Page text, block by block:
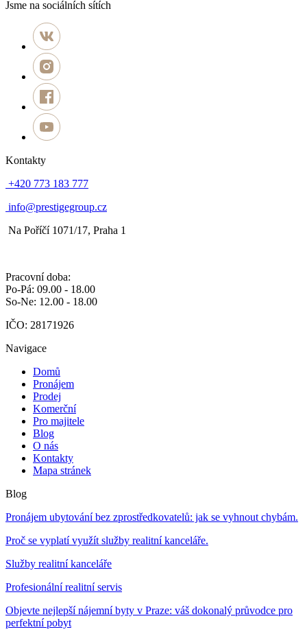
Jsme na sociálních sítích
Kontakty
+420 773 183 777
info@prestigegroup.cz
Na Poříčí 1071/17, Praha 1
Pracovní doba:
Po-Pá: 09.00 - 18.00
So-Ne: 12.00 - 18.00
IČO: 28171926
Navigace
Domů
Pronájem
Prodej
Komerční
Pro majitele
Blog
O nás
Kontakty
Mapa stránek
Blog
Pronájem ubytování bez zprostředkovatelů: jak se vyhnout chybám.
Proč se vyplatí využít služby realitní kanceláře.
Služby realitní kanceláře
Profesionální realitní servis
Objevte nejlepší nájemní byty v Praze: váš dokonalý průvodce pro
perfektní pobyt